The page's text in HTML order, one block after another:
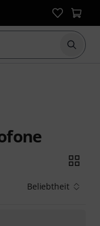
Suche
Beliebtheit